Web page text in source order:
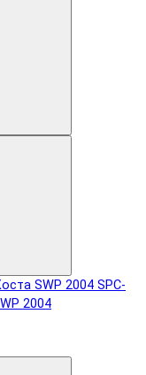
SPC-
2004